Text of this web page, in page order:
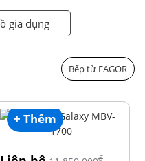
gia dụng
Bếp từ FAGOR
+ Thêm
đ